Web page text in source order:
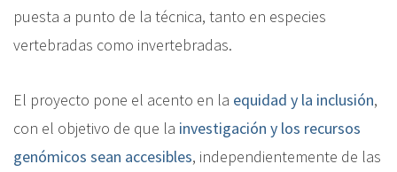
puesta a punto de la técnica, tanto en especies
vertebradas como invertebradas.
El proyecto pone el acento en la equidad y la inclusión,
con el objetivo de que la investigación y los recursos
genómicos sean accesibles, independientemente de las